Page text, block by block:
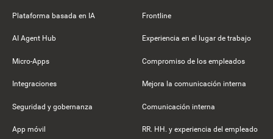
Plataforma basada en IA
AI Agent Hub
Micro-Apps
Integraciones
Seguridad y gobernanza
App móvil
Frontline
Experiencia en el lugar de trabajo
Compromiso de los empleados
Mejora la comunicación interna
Comunicación interna
RR. HH. y experiencia del empleado